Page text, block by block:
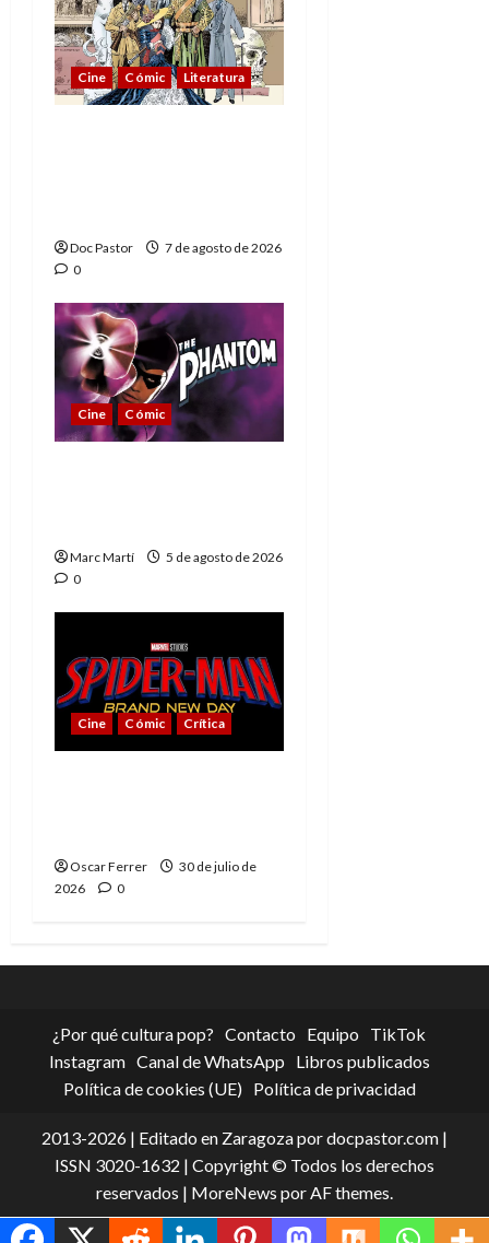
Cine Cómic Literatura
Doc Pastor
7 de agosto de 2026
0
Cine Cómic
Marc Martí
5 de agosto de 2026
0
Cine Cómic Crítica
Oscar Ferrer
30 de julio de
2026
0
¿Por qué cultura pop? Contacto Equipo
TikTok
Instagram Canal de WhatsApp
Libros publicados
Política de cookies (UE)
Política de privacidad
2013-2026 | Editado en Zaragoza por docpastor.com |
ISSN 3020-1632 | Copyright © Todos los derechos
reservados | MoreNews por AF themes.